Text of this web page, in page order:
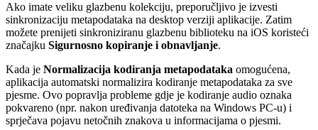
Ako imate veliku glazbenu kolekciju, preporučljivo je izvesti
sinkronizaciju metapodataka na desktop verziji aplikacije. Zatim
možete prenijeti sinkroniziranu glazbenu biblioteku na iOS koristeći
značajku Sigurnosno kopiranje i obnavljanje.
Kada je Normalizacija kodiranja metapodataka omogućena,
aplikacija automatski normalizira kodiranje metapodataka za sve
pjesme. Ovo popravlja probleme gdje je kodiranje audio oznaka
pokvareno (npr. nakon uređivanja datoteka na Windows PC-u) i
sprječava pojavu netočnih znakova u informacijama o pjesmi.